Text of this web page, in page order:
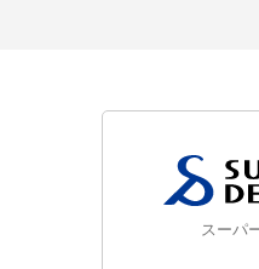
スーパ